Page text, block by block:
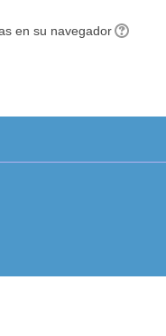
en su navegador